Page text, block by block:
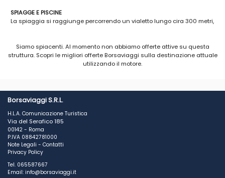
SPIAGGE E PISCINE
La spiaggia si raggiunge percorrendo un vialetto lungo cira 300 metri,
CAMERE
Le camere sono suddivise tra standard, junior suite e superior suite
(consumazioni a pagamento), set di cortesia.
RISTORANTI E BAR
Un ristorante dove viene servita la prima colazione con servizio a
buffet e un bar presso la piscina.
SERVIZI
Connessione Wi-Fi in tutta la struttura.
Siamo spiacenti. Al momento non abbiamo offerte attive su questa
struttura. Scopri le migliori offerte Borsaviaggi sulla destinazione attuale
utilizzando il motore.
Borsaviaggi S.R.L.
H.L.A. Comunicazione Turistica
Via del Serafico 185
00142 - Roma
P.IVA 08842781000
Note Legali - Contatti
Privacy Policy
Tel. 065587667
Email: info@borsaviaggi.it